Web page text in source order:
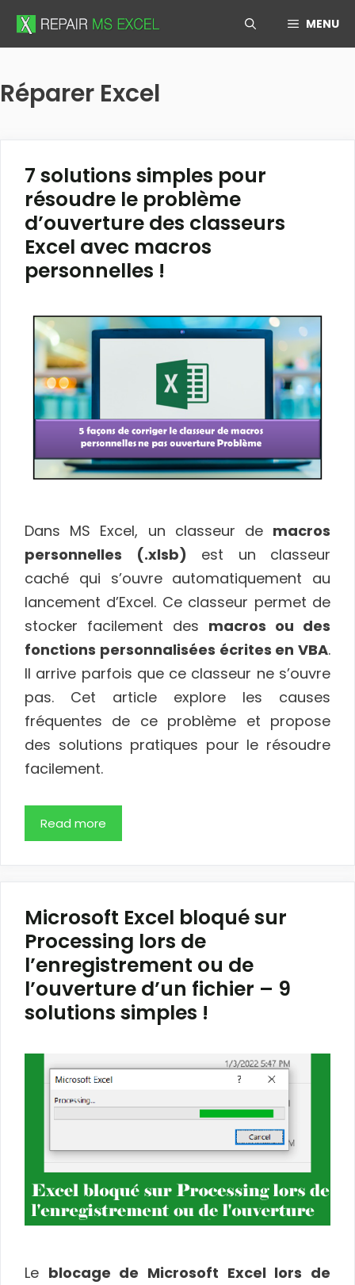
Skip
MENU
Réparer Excel
7 solutions simples pour
résoudre le problème
d’ouverture des classeurs
Excel avec macros
personnelles !
Dans MS Excel, un classeur de macros
personnelles (.xlsb) est un classeur
caché qui s’ouvre automatiquement au
lancement d’Excel. Ce classeur permet de
stocker facilement des macros ou des
fonctions personnalisées écrites en VBA.
Il arrive parfois que ce classeur ne s’ouvre
pas. Cet article explore les causes
fréquentes de ce problème et propose
des solutions pratiques pour le résoudre
facilement.
Read more
Microsoft Excel bloqué sur
Processing lors de
l’enregistrement ou de
l’ouverture d’un fichier – 9
solutions simples !
Le blocage de Microsoft Excel lors de